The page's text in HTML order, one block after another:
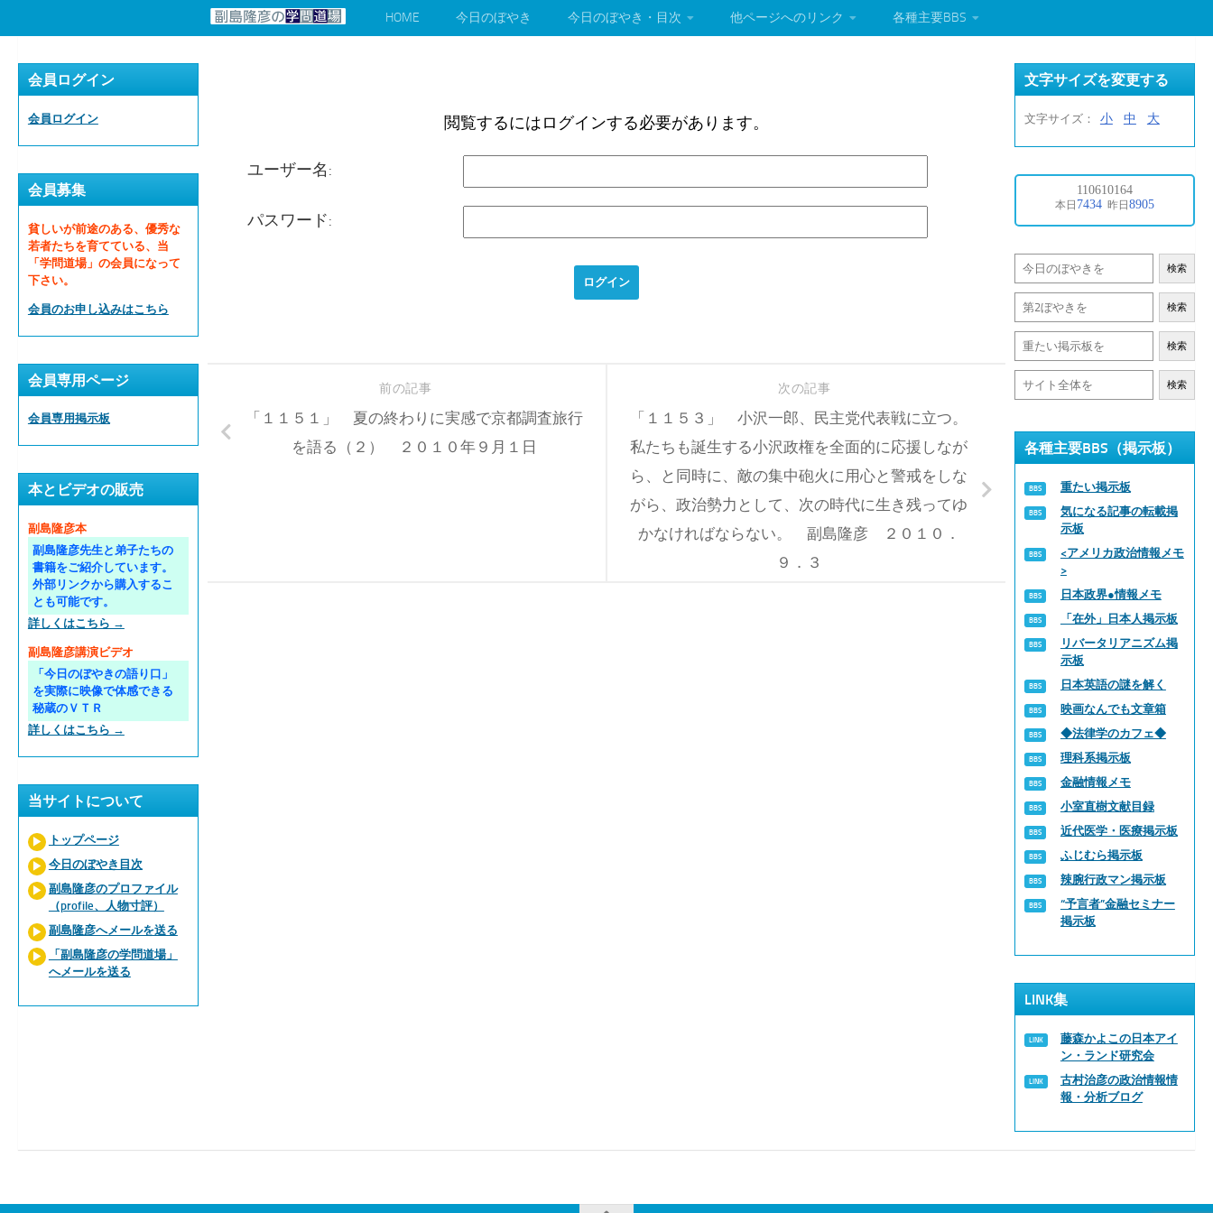
HOME 今日のぼやき 今日のぼやき・目次 他ページへのリンク 各種主要BBS
閲覧するにはログインする必要があります。
ユーザー名:
パスワード:
次の記事
「１１５３」 小沢一郎、民主党代表戦に立つ。
私たちも誕生する小沢政権を全面的に応援しなが
ら、と同時に、敵の集中砲火に用心と警戒をしな
がら、政治勢力として、次の時代に生き残ってゆ
かなければならない。 副島隆彦 ２０１０．
９．３
前の記事
「１１５１」 夏の終わりに実感で京都調査旅行
を語る（２） ２０１０年９月１日
会員ログイン
会員ログイン
会員募集
貧しいが前途のある、優秀な
若者たちを育てている、当
「学問道場」の会員になって
下さい。
会員のお申し込みはこちら
会員専用ページ
会員専用掲示板
本とビデオの販売
副島隆彦本
副島隆彦先生と弟子たちの
書籍をご紹介しています。
外部リンクから購入するこ
とも可能です。
詳しくはこちら →
副島隆彦講演ビデオ
「今日のぼやきの語り口」
を実際に映像で体感できる
秘蔵のＶＴＲ
詳しくはこちら →
当サイトについて
トップページ
今日のぼやき目次
副島隆彦のプロファイル
（profile、人物寸評）
副島隆彦へメールを送る
「副島隆彦の学問道場」
へメールを送る
文字サイズを変更する
文字サイズ： 小 中 大
検索
検索
検索
検索
各種主要BBS（掲示板）
重たい掲示板
気になる記事の転載掲
示板
<アメリカ政治情報メモ
>
日本政界●情報メモ
「在外」日本人掲示板
リバータリアニズム掲
示板
日本英語の謎を解く
映画なんでも文章箱
◆法律学のカフェ◆
理科系掲示板
金融情報メモ
小室直樹文献目録
近代医学・医療掲示板
ふじむら掲示板
辣腕行政マン掲示板
“予言者”金融セミナー
掲示板
LINK集
藤森かよこの日本アイ
ン・ランド研究会
古村治彦の政治情報情
報・分析ブログ